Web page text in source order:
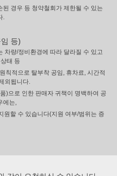
경우 등 청약철회가 제한될 수 있는
.
등)
차량/정비환경에 따라 달라질 수 있고
태 등
칙적으로 탈부착 공임, 휴차료, 시간적
외됩니다.
)으로 인한 판매자 귀책이 명백하여 공
에는,
할 수 있습니다(지원 여부/범위는 증